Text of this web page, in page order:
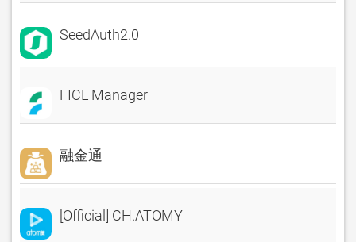
SeedAuth2.0
FICL Manager
融金通
[Official] CH.ATOMY